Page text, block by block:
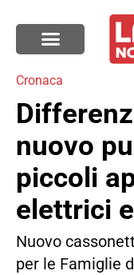
Cronaca
nuovo
piccoli
elettrici
Nuovo
per le Famiglie